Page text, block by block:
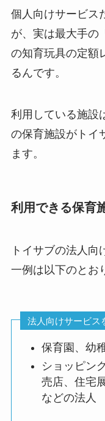
個人向けサービス
が、実は最大手の
の知育玩具の定額
るんです。
利用している施設
の保育施設がトイ
ます。
利用できる保育
トイサブの法人
一例は以下のとお
法人向けサービス
保育園、幼
ショッピン
売店、住宅
などの法人